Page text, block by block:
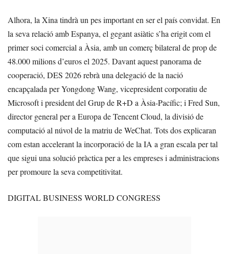
Alhora, la Xina tindrà un pes important en ser el país convidat. En
la seva relació amb Espanya, el gegant asiàtic s’ha erigit com el
primer soci comercial a Àsia, amb un comerç bilateral de prop de
48.000 milions d’euros el 2025. Davant aquest panorama de
cooperació, DES 2026 rebrà una delegació de la nació
encapçalada per Yongdong Wang, vicepresident corporatiu de
Microsoft i president del Grup de R+D a Àsia-Pacífic; i Fred Sun,
director general per a Europa de Tencent Cloud, la divisió de
computació al núvol de la matriu de WeChat. Tots dos explicaran
com estan accelerant la incorporació de la IA a gran escala per tal
que sigui una solució pràctica per a les empreses i administracions
per promoure la seva competitivitat.
DIGITAL BUSINESS WORLD CONGRESS